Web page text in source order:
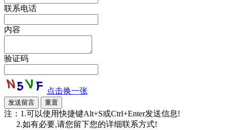
联系电话
内容
验证码
点击换一张
注：1.可以使用快捷键Alt+S或Ctrl+Enter发送信息!
2.如有必要,请您留下您的详细联系方式!